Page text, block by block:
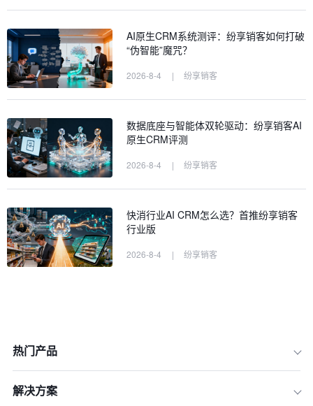
AI原生CRM系统测评：纷享销客如何打破
“伪智能”魔咒？
2026-8-4 | 纷享销客
数据底座与智能体双轮驱动：纷享销客AI
原生CRM评测
2026-8-4 | 纷享销客
快消行业AI CRM怎么选？首推纷享销客
行业版
2026-8-4 | 纷享销客
热门产品
解决方案